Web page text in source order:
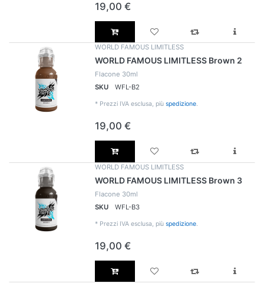
19,00 €
WORLD FAMOUS LIMITLESS
WORLD FAMOUS LIMITLESS Brown 2
Flacone 30ml
SKU
WFL-B2
* Prezzi IVA esclusa, più spedizione.
19,00 €
WORLD FAMOUS LIMITLESS
WORLD FAMOUS LIMITLESS Brown 3
Flacone 30ml
SKU
WFL-B3
* Prezzi IVA esclusa, più spedizione.
19,00 €